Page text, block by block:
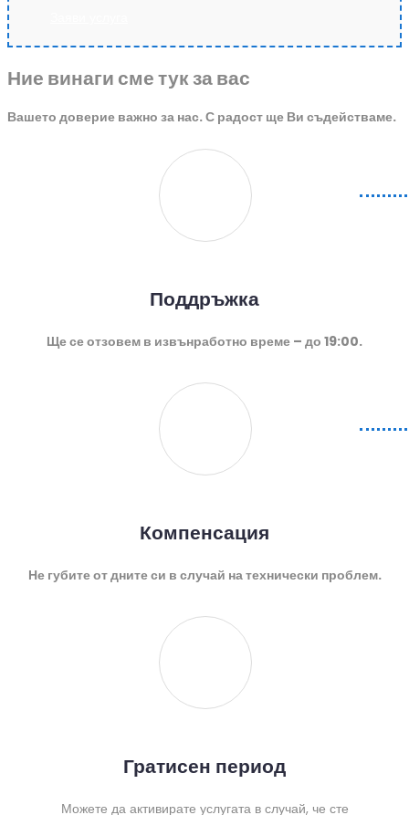
Ние винаги сме тук за вас
Вашето доверие важно за нас. С радост ще Ви съдействаме.
Поддръжка
Ще се отзовем в извънработно време – до 19:00.
Компенсация
Не губите от дните си в случай на технически проблем.
Гратисен период
Можете да активирате услугата в случай, че сте